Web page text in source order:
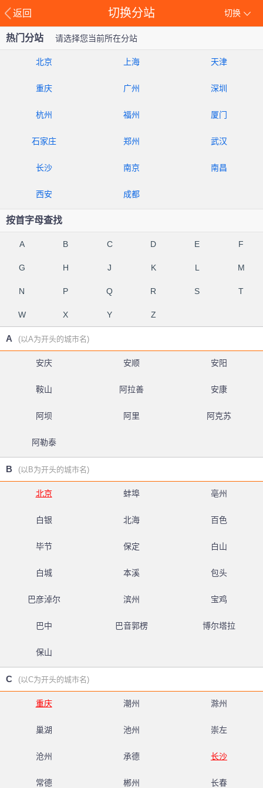
返回 切换
切换分站
热门分站 请选择您当前所在分站
北京 上海 天津
重庆 广州 深圳
杭州 福州 厦门
石家庄 郑州 武汉
长沙 南京 南昌
西安 成都
按首字母查找
A B C D E F
G H J K L M
N P Q R S T
W X Y Z
A (以A为开头的城市名)
安庆 安顺 安阳
鞍山 阿拉善 安康
阿坝 阿里 阿克苏
阿勒泰
B (以B为开头的城市名)
北京 蚌埠 亳州
白银 北海 百色
毕节 保定 白山
白城 本溪 包头
巴彦淖尔 滨州 宝鸡
巴中 巴音郭楞 博尔塔拉
保山
C (以C为开头的城市名)
重庆 潮州 滁州
巢湖 池州 崇左
沧州 承德 长沙
常德 郴州 长春